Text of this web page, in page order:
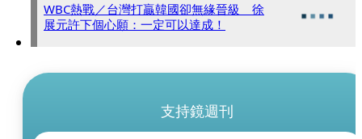
WBC熱戰／台灣打贏韓國卻無緣晉級 徐
展元許下個心願：一定可以達成！
支持鏡週刊